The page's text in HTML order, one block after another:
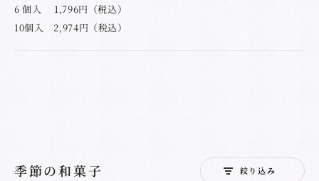
6 個入 1,796円（税込）
10個入 2,974円（税込）
季節の和菓子 絞り込み